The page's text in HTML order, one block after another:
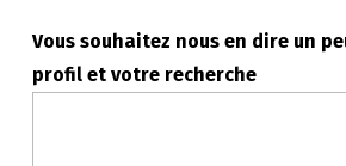
Vous souhaitez nous en dire un
profil et votre recherche